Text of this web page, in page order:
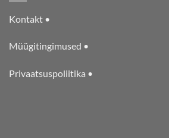
Kontakt •
Müügitingimused •
Privaatsuspoliitika •